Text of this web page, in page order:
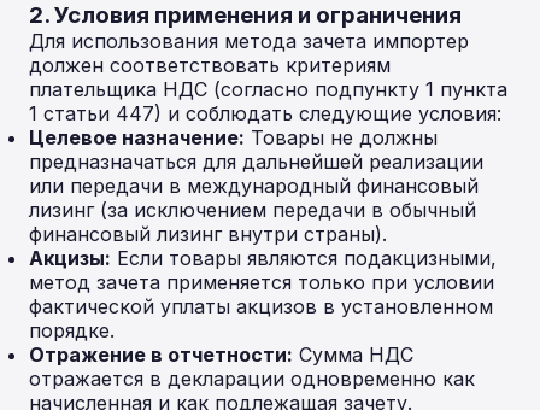
2. Условия применения и ограничения
Для использования метода зачета импортер
должен соответствовать критериям
плательщика НДС (согласно подпункту 1 пункта
1 статьи 447) и соблюдать следующие условия:
Целевое назначение: Товары не должны
предназначаться для дальнейшей реализации
или передачи в международный финансовый
лизинг (за исключением передачи в обычный
финансовый лизинг внутри страны).
Акцизы: Если товары являются подакцизными,
метод зачета применяется только при условии
фактической уплаты акцизов в установленном
порядке.
Отражение в отчетности: Сумма НДС
отражается в декларации одновременно как
начисленная и как подлежащая зачету.